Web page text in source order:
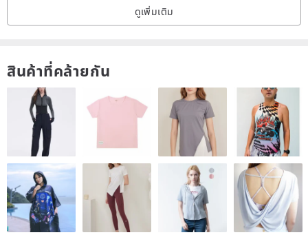
You can draw the outline on a piece of white paper.
and the longest division is the length of the foot.
The size can be compared.
The normal foot width is 8-9.6 cm.
9.7-10.5 cm is recommended to select a size of 0.5 cm in length.
If the size is too large or too small, the size of the larger one is
automatically selected.
ดูเพิ่มเติม
สินค้าที่คล้ายกัน